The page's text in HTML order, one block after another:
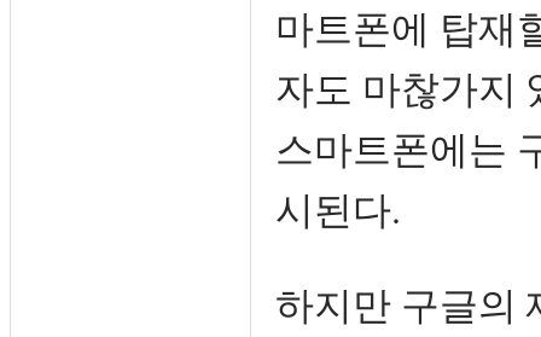
마트폰에 탑재
자도 마찮가지
스마트폰에는
시된다.
하지만 구글의